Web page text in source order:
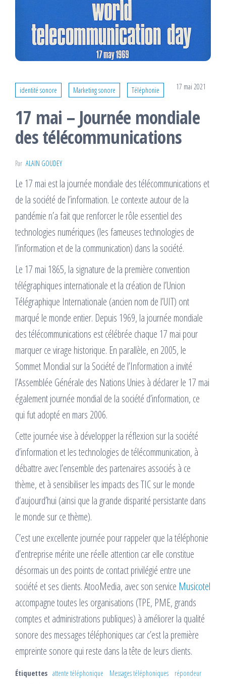
identité sonore Marketing sonore Téléphonie 17 mai 2021
17 mai – Journée mondiale
des télécommunications
Par ALAIN GOUDEY
Le 17 mai est la journée mondiale des télécommunications et
de la société de l’information. Le contexte autour de la
pandémie n’a fait que renforcer le rôle essentiel des
technologies numériques (les fameuses technologies de
l’information et de la communication) dans la société.
Le 17 mai 1865, la signature de la première convention
télégraphiques internationale et la création de l’Union
Télégraphique Internationale (ancien nom de l’UIT) ont
marqué le monde entier. Depuis 1969, la journée mondiale
des télécommunications est célébrée chaque 17 mai pour
marquer ce virage historique. En parallèle, en 2005, le
Sommet Mondial sur la Société de l’Information a invité
l’Assemblée Générale des Nations Unies à déclarer le 17 mai
également journée mondial de la société d’information, ce
qui fut adopté en mars 2006.
Cette journée vise à développer la réflexion sur la société
d’information et les technologies de télécommunication, à
débattre avec l’ensemble des partenaires associés à ce
thème, et à sensibiliser les impacts des TIC sur le monde
d’aujourd’hui (ainsi que la grande disparité persistante dans
le monde sur ce thème).
C’est une excellente journée pour rappeler que la téléphonie
d’entreprise mérite une réelle attention car elle constitue
désormais un des points de contact privilégié entre une
société et ses clients. AtooMedia, avec son service Musicotel
accompagne toutes les organisations (TPE, PME, grands
comptes et administrations publiques) à améliorer la qualité
sonore des messages téléphoniques car c’est la première
empreinte sonore qui reste dans la tête de leurs clients.
Étiquettes attente téléphonique Messages téléphoniques
répondeur